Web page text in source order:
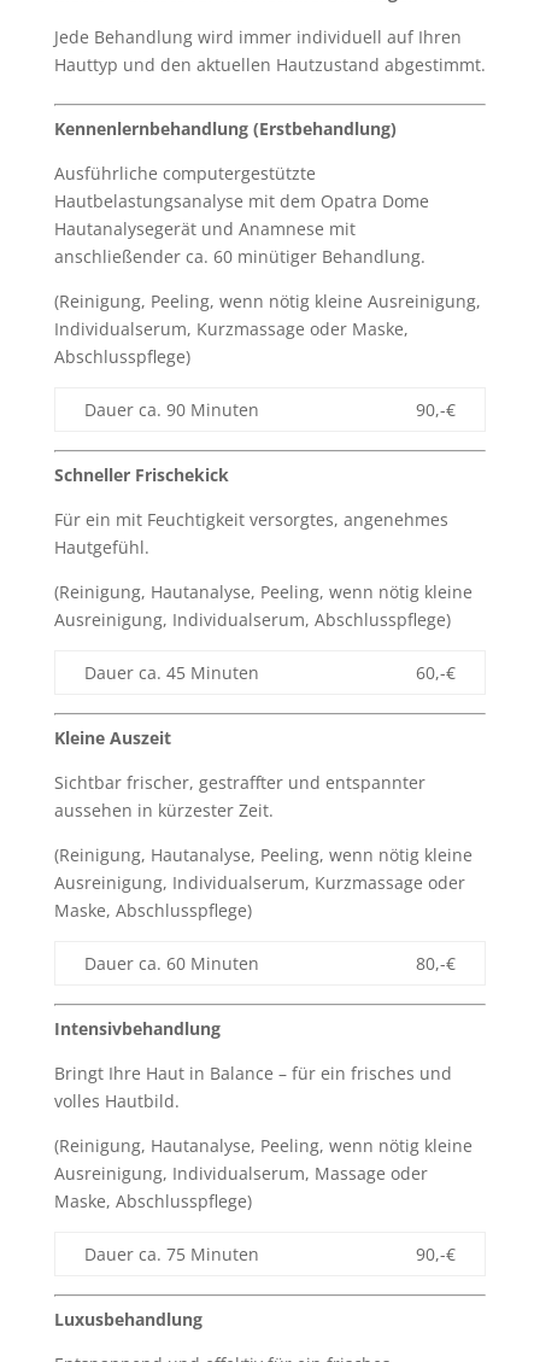
Jede Behandlung wird immer individuell auf Ihren
Hauttyp und den aktuellen Hautzustand abgestimmt.
Kennenlernbehandlung (Erstbehandlung)
Ausführliche computergestützte
Hautbelastungsanalyse mit dem Opatra Dome
Hautanalysegerät und Anamnese mit
anschließender ca. 60 minütiger Behandlung.
(Reinigung, Peeling, wenn nötig kleine Ausreinigung,
Individualserum, Kurzmassage oder Maske,
Abschlusspflege)
Dauer ca. 90 Minuten 90,-€
Schneller Frischekick
Für ein mit Feuchtigkeit versorgtes, angenehmes
Hautgefühl.
(Reinigung, Hautanalyse, Peeling, wenn nötig kleine
Ausreinigung, Individualserum, Abschlusspflege)
Dauer ca. 45 Minuten 60,-€
Kleine Auszeit
Sichtbar frischer, gestraffter und entspannter
aussehen in kürzester Zeit.
(Reinigung, Hautanalyse, Peeling, wenn nötig kleine
Ausreinigung, Individualserum, Kurzmassage oder
Maske, Abschlusspflege)
Dauer ca. 60 Minuten 80,-€
Intensivbehandlung
Bringt Ihre Haut in Balance – für ein frisches und
volles Hautbild.
(Reinigung, Hautanalyse, Peeling, wenn nötig kleine
Ausreinigung, Individualserum, Massage oder
Maske, Abschlusspflege)
Dauer ca. 75 Minuten 90,-€
Luxusbehandlung